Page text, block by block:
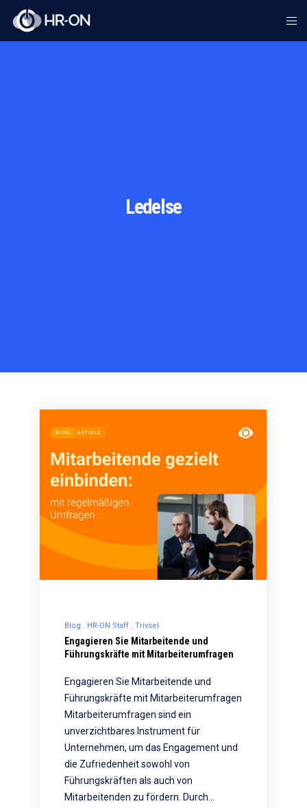
Ledelse
Blog HR-ON Staff Trivsel
Engagieren Sie Mitarbeitende und
Führungskräfte mit Mitarbeiterumfragen
Engagieren Sie Mitarbeitende und
Führungskräfte mit Mitarbeiterumfragen
Mitarbeiterumfragen sind ein
unverzichtbares Instrument für
Unternehmen, um das Engagement und
die Zufriedenheit sowohl von
Führungskräften als auch von
Mitarbeitenden zu fördern. Durch…